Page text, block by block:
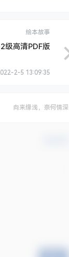
绘本故事
级高清PDF版
2-5 13:09:35
向来缘浅，奈何情深